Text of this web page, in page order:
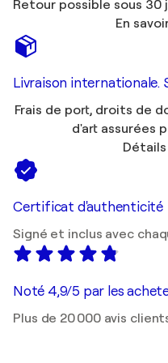
Retour possible sous 30
En
Livraison internationale.
Frais de port, droits de
d'art assurées
Certificat d'authenticité
Signé et inclus avec
Noté 4,9/5 par les
Plus de 20 000 avis